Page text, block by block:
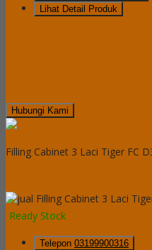
Lihat Detail Produk
Hubungi Kami
Filling Cabinet 3 Laci Tiger FC
Ready Stock
Telepon 03199900316